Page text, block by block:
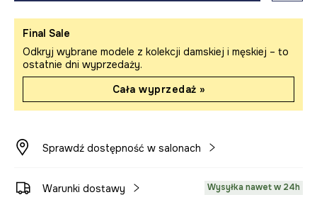
Final Sale
Odkryj wybrane modele z kolekcji damskiej i męskiej – to
ostatnie dni wyprzedaży.
Cała wyprzedaż »
Sprawdź dostępność w salonach
Warunki dostawy Wysyłka nawet w 24h